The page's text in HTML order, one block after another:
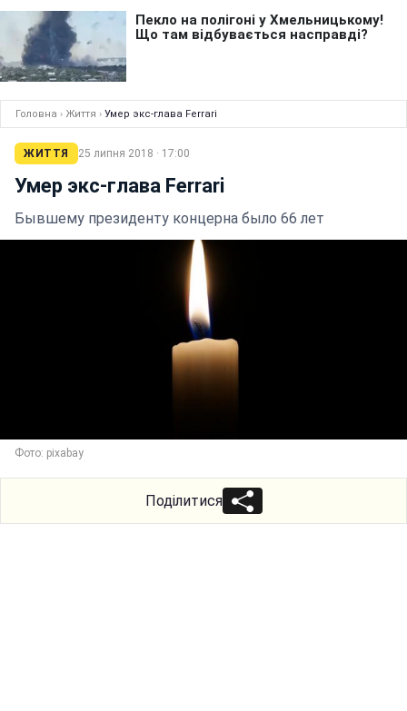
Головна › Життя › Умер экс-глава Ferrari
ЖИТТЯ 25 липня 2018 · 17:00
Умер экс-глава Ferrari
Бывшему президенту концерна было 66 лет
Фото: pixabay
Поділитися